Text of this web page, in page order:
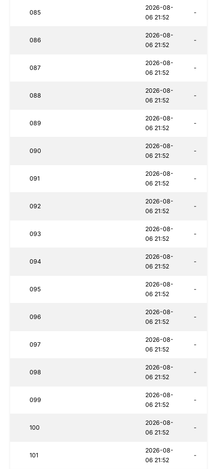
085
2026-08-
06 21:52
-
086
2026-08-
06 21:52
-
087
2026-08-
06 21:52
-
088
2026-08-
06 21:52
-
089
2026-08-
06 21:52
-
090
2026-08-
06 21:52
-
091
2026-08-
06 21:52
-
092
2026-08-
06 21:52
-
093
2026-08-
06 21:52
-
094
2026-08-
06 21:52
-
095
2026-08-
06 21:52
-
096
2026-08-
06 21:52
-
097
2026-08-
06 21:52
-
098
2026-08-
06 21:52
-
099
2026-08-
06 21:52
-
100
2026-08-
06 21:52
-
101
2026-08-
06 21:52
-